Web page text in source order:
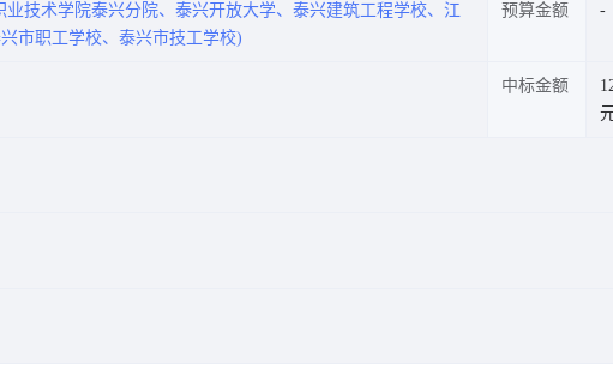
技术学院泰兴分院、泰兴开放大学、泰兴建筑工程学校、江
市职工学校、泰兴市技工学校)
预算金额
中标金额